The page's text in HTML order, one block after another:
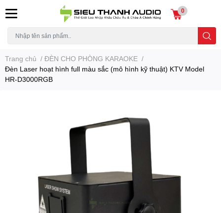
0
Trang chủ / ĐÈN CHO PHÒNG KARAOKE /
Đèn Laser hoạt hình full màu sắc (mô hình kỹ thuật) KTV Model
HR-D3000RGB